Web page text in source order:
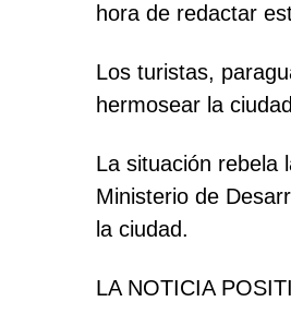
hora de redactar
Los turistas,
hermosear la
La situación rebela
Ministerio de
la ciudad.
LA NOTICIA